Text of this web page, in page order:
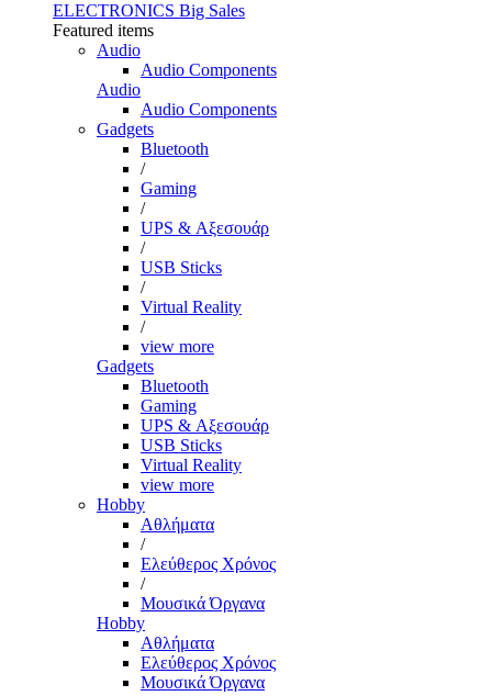
ELECTRONICS Big Sales
Featured items
Audio
Audio Components
Audio
Audio Components
Gadgets
Bluetooth
/
Gaming
/
UPS & Αξεσουάρ
/
USB Sticks
/
Virtual Reality
/
view more
Gadgets
Bluetooth
Gaming
UPS & Αξεσουάρ
USB Sticks
Virtual Reality
view more
Hobby
Αθλήματα
/
Ελεύθερος Χρόνος
/
Μουσικά Όργανα
Hobby
Αθλήματα
Ελεύθερος Χρόνος
Μουσικά Όργανα